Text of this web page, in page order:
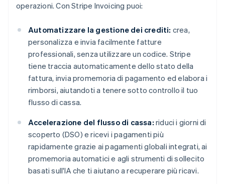
operazioni. Con Stripe Invoicing puoi:
Automatizzare la gestione dei crediti: crea,
personalizza e invia facilmente fatture
professionali, senza utilizzare un codice. Stripe
tiene traccia automaticamente dello stato della
fattura, invia promemoria di pagamento ed elabora i
rimborsi, aiutandoti a tenere sotto controllo il tuo
flusso di cassa.
Accelerazione del flusso di cassa: riduci i giorni di
scoperto (DSO) e ricevi i pagamenti più
rapidamente grazie ai pagamenti globali integrati, ai
promemoria automatici e agli strumenti di sollecito
basati sull'IA che ti aiutano a recuperare più ricavi.